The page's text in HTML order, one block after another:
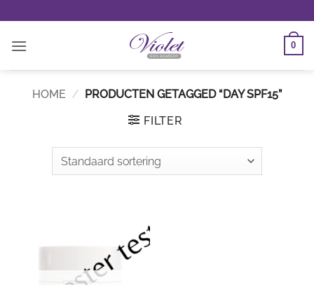
naar
inhoud
0
HOME / PRODUCTEN GETAGGED “DAY SPF15”
FILTER